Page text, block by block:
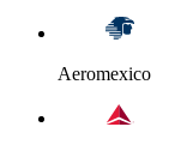
Aeromexico